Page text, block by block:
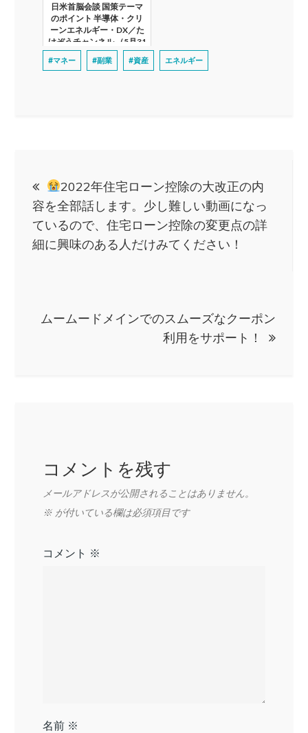
日米首脳会談 国策テーマ
のポイント 半導体・クリ
ーンエネルギー・DX／た
けぞうチャンネル （5月31
日開催）
#マネー #副業 #資産 エネルギー
稿
ナ
ゲ
2022年住宅ローン控除の大改正の内
容を全部話します。少し難しい動画になっ
ているので、住宅ローン控除の変更点の詳
細に興味のある人だけみてください！
ムームードメインでのスムーズなクーポン
利用をサポート！
コメントを残す
メールアドレスが公開されることはありません。
※ が付いている欄は必須項目です
コメント ※
名前 ※